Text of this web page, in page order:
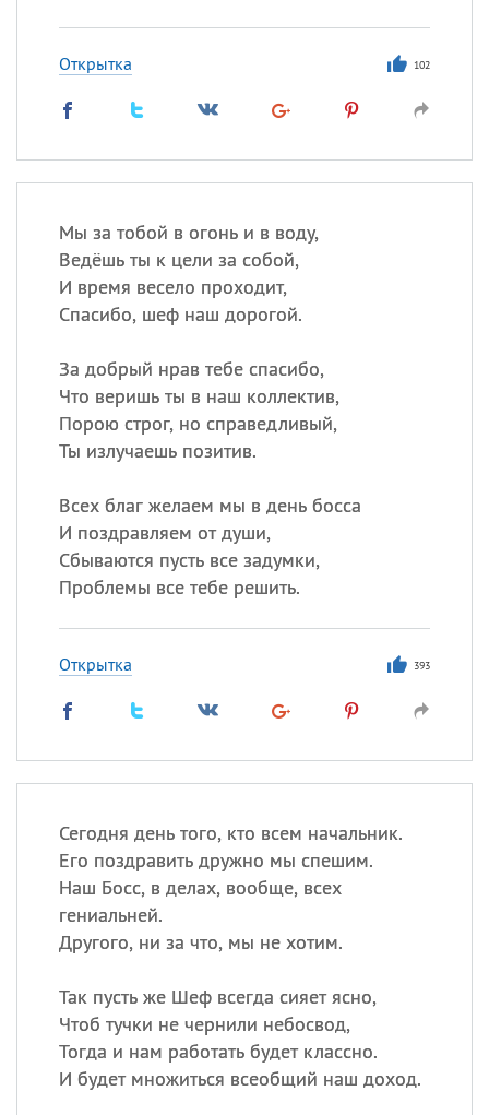
Открытка 102
Мы за тобой в огонь и в воду,
Ведёшь ты к цели за собой,
И время весело проходит,
Спасибо, шеф наш дорогой.
За добрый нрав тебе спасибо,
Что веришь ты в наш коллектив,
Порою строг, но справедливый,
Ты излучаешь позитив.
Всех благ желаем мы в день босса
И поздравляем от души,
Сбываются пусть все задумки,
Проблемы все тебе решить.
Открытка 393
Сегодня день того, кто всем начальник.
Его поздравить дружно мы спешим.
Наш Босс, в делах, вообще, всех
гениальней.
Другого, ни за что, мы не хотим.
Так пусть же Шеф всегда сияет ясно,
Чтоб тучки не чернили небосвод,
Тогда и нам работать будет классно.
И будет множиться всеобщий наш доход.